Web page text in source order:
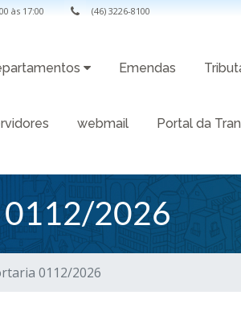
às 17:00 (46) 3226-8100
Emendas
webmail Portal da
0112/2026
0112/2026